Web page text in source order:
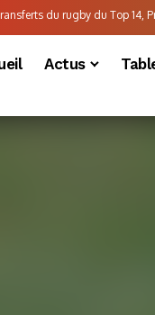
du rugby du Top 14,
Actus